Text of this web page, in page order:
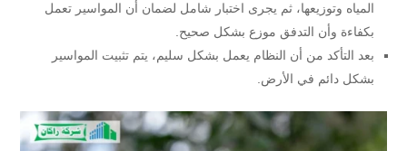
المياه وتوزيعها، ثم يجرى اختبار شامل لضمان أن المواسير تعمل
بكفاءة وأن التدفق موزع بشكل صحيح.
بعد التأكد من أن النظام يعمل بشكل سليم، يتم تثبيت المواسير
بشكل دائم في الأرض.